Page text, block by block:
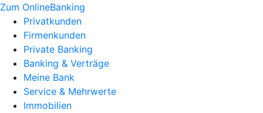
Zum OnlineBanking
Privatkunden
Firmenkunden
Private Banking
Banking & Verträge
Meine Bank
Service & Mehrwerte
Immobilien